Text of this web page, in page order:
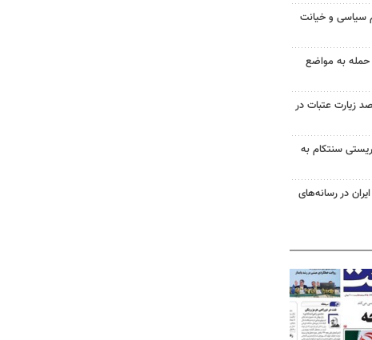
سیاسی و خیانت
به مواضع
زیارت عتبات در
سنتکام به
در رسانه‌های